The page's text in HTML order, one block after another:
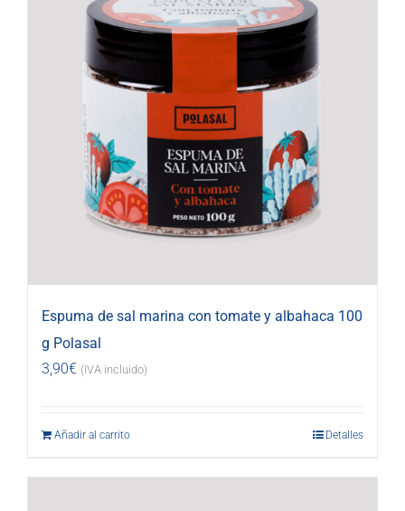
Espuma de sal marina con tomate y albahaca 100
g Polasal
3,90€ (IVA incluido)
Añadir al carrito Detalles